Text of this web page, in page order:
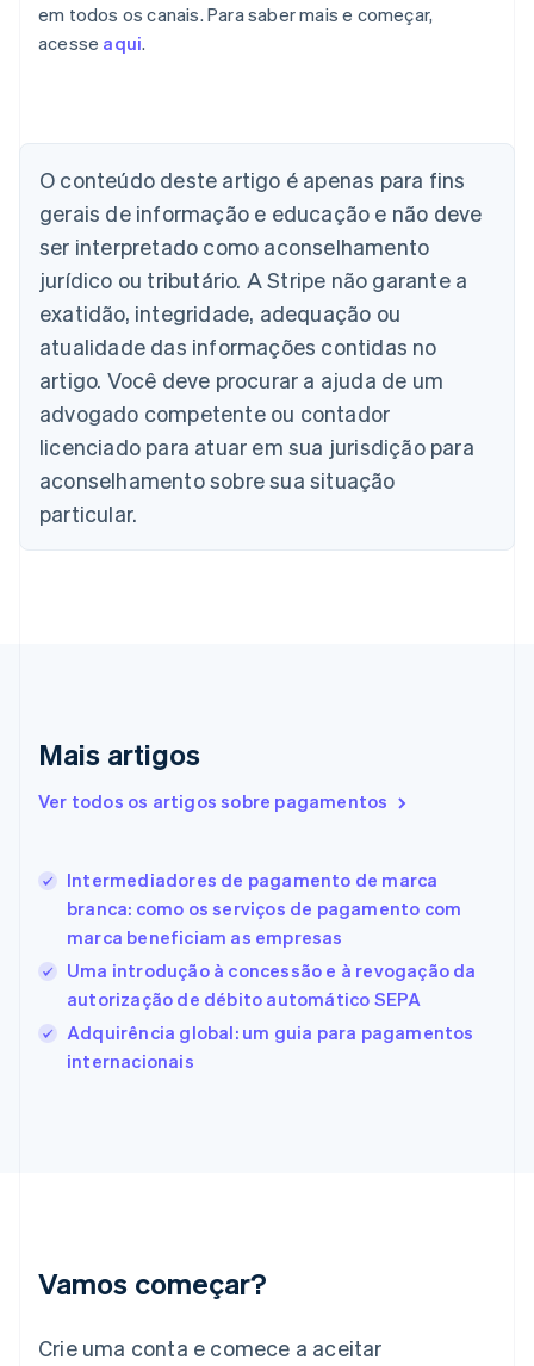
em todos os canais. Para saber mais e começar,
acesse aqui.
O conteúdo deste artigo é apenas para fins
gerais de informação e educação e não deve
ser interpretado como aconselhamento
jurídico ou tributário. A Stripe não garante a
exatidão, integridade, adequação ou
atualidade das informações contidas no
artigo. Você deve procurar a ajuda de um
advogado competente ou contador
licenciado para atuar em sua jurisdição para
aconselhamento sobre sua situação
particular.
Mais artigos
Ver todos os artigos sobre pagamentos
Intermediadores de pagamento de marca
branca: como os serviços de pagamento com
marca beneficiam as empresas
Uma introdução à concessão e à revogação da
autorização de débito automático SEPA
Adquirência global: um guia para pagamentos
internacionais
Vamos começar?
Crie uma conta e comece a aceitar
Deutsch English
Austrália
Áustria
DeutschEnglish
Bélgica
Nederlands FrançaisDeutschEnglish
Brasil
Português English
Bulgária
English
Canadá
China continental
简体中文English
Eslováquia
English
EnglishItaliano
Estados Unidos
EnglishEspañol简体中文
Estônia
Finlândia
EnglishSvenska
França
Français
Gibraltar
English
Italiano English